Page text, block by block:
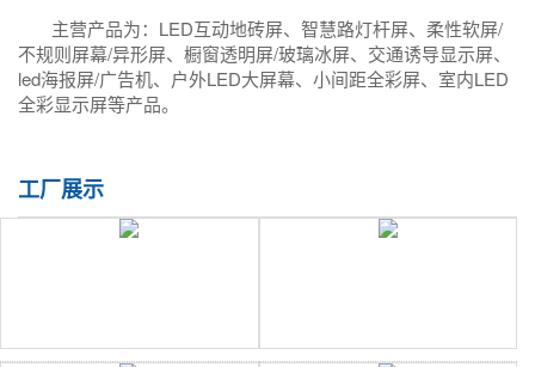
主营产品为：LED互动地砖屏、智慧路灯杆屏、柔性软屏/
不规则屏幕/异形屏、橱窗透明屏/玻璃冰屏、交通诱导显示屏、
led海报屏/广告机、户外LED大屏幕、小间距全彩屏、室内LED
全彩显示屏等产品。
工厂展示